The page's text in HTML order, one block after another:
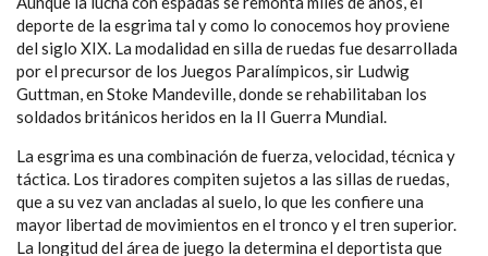
deporte de la esgrima tal y como lo conocemos hoy proviene
del siglo XIX. La modalidad en silla de ruedas fue desarrollada
por el precursor de los Juegos Paralímpicos, sir Ludwig
Guttman, en Stoke Mandeville, donde se rehabilitaban los
soldados británicos heridos en la II Guerra Mundial.
La esgrima es una combinación de fuerza, velocidad, técnica y
táctica. Los tiradores compiten sujetos a las sillas de ruedas,
que a su vez van ancladas al suelo, lo que les confiere una
mayor libertad de movimientos en el tronco y el tren superior.
La longitud del área de juego la determina el deportista que